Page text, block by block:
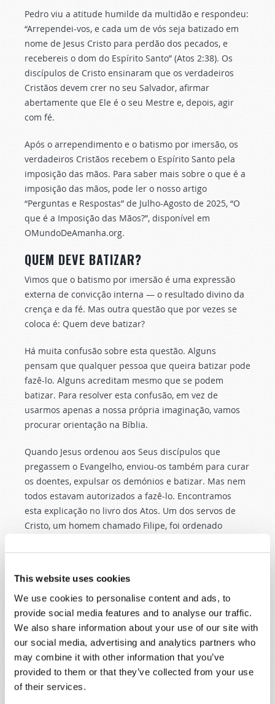
This website uses cookies
We use cookies to personalise content and ads, to
provide social media features and to analyse our traffic.
We also share information about your use of our site with
our social media, advertising and analytics partners who
may combine it with other information that you’ve
provided to them or that they’ve collected from your use
of their services.
Pedro viu a atitude humilde da multidão e respondeu:
“Arrependei-vos, e cada um de vós seja batizado em
nome de Jesus Cristo para perdão dos pecados, e
recebereis o dom do Espírito Santo” (Atos 2:38). Os
discípulos de Cristo ensinaram que os verdadeiros
Cristãos devem crer no seu Salvador, afirmar
abertamente que Ele é o seu Mestre e, depois, agir
com fé.
Após o arrependimento e o batismo por imersão, os
verdadeiros Cristãos recebem o Espírito Santo pela
imposição das mãos. Para saber mais sobre o que é a
imposição das mãos, pode ler o nosso artigo
“Perguntas e Respostas” de Julho-Agosto de 2025, “O
que é a Imposição das Mãos?”, disponível em
OMundoDeAmanha.org.
QUEM DEVE BATIZAR?
Vimos que o batismo por imersão é uma expressão
externa de convicção interna — o resultado divino da
crença e da fé. Mas outra questão que por vezes se
coloca é: Quem deve batizar?
Há muita confusão sobre esta questão. Alguns
pensam que qualquer pessoa que queira batizar pode
fazê-lo. Alguns acreditam mesmo que se podem
batizar. Para resolver esta confusão, em vez de
usarmos apenas a nossa própria imaginação, vamos
procurar orientação na Bíblia.
Quando Jesus ordenou aos Seus discípulos que
pregassem o Evangelho, enviou-os também para curar
os doentes, expulsar os demónios e batizar. Mas nem
todos estavam autorizados a fazê-lo. Encontramos
esta explicação no livro dos Atos. Um dos servos de
Cristo, um homem chamado Filipe, foi ordenado
Samaria. Filipe batizou ali muitas pessoas, incluindo
parecia sincero e arrependido. Lemos ainda que,
tendo sido batizados por Filipe, os novos convertidos
na Samaria receberam então a imposição das mãos
dos Apóstolos:
Quando os apóstolos que estavam em Jerusalém
ouviram que a Samaria tinha recebido a palavra de
Deus, enviaram Pedro e João até junto deles. Ao